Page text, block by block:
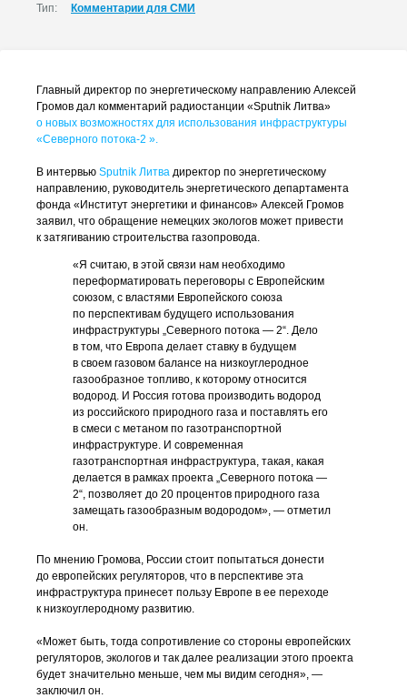
Тип: Комментарии для СМИ
Главный директор по энергетическому направлению Алексей
Громов дал комментарий радиостанции «Sputnik Литва»
о новых возможностях для использования инфраструктуры
«Северного потока-2 ».
В интервью Sputnik Литва директор по энергетическому
направлению, руководитель энергетического департамента
фонда «Институт энергетики и финансов» Алексей Громов
заявил, что обращение немецких экологов может привести
к затягиванию строительства газопровода.
«Я считаю, в этой связи нам необходимо
переформатировать переговоры с Европейским
союзом, с властями Европейского союза
по перспективам будущего использования
инфраструктуры „Северного потока — 2“. Дело
в том, что Европа делает ставку в будущем
в своем газовом балансе на низкоуглеродное
газообразное топливо, к которому относится
водород. И Россия готова производить водород
из российского природного газа и поставлять его
в смеси с метаном по газотранспортной
инфраструктуре. И современная
газотранспортная инфраструктура, такая, какая
делается в рамках проекта „Северного потока —
2“, позволяет до 20 процентов природного газа
замещать газообразным водородом», — отметил
он.
По мнению Громова, России стоит попытаться донести
до европейских регуляторов, что в перспективе эта
инфраструктура принесет пользу Европе в ее переходе
к низкоуглеродному развитию.
«Может быть, тогда сопротивление со стороны европейских
регуляторов, экологов и так далее реализации этого проекта
будет значительно меньше, чем мы видим сегодня», —
заключил он.